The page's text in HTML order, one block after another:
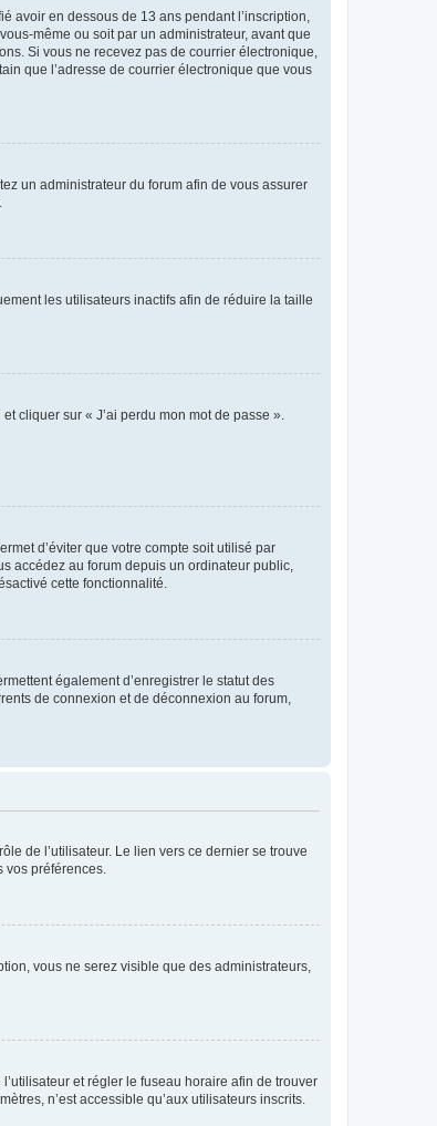
avoir en dessous de 13 ans pendant l’inscription,
même ou soit par un administrateur, avant que
Si vous ne recevez pas de courrier électronique,
que l’adresse de courrier électronique que vous
un administrateur du forum afin de vous assurer
les utilisateurs inactifs afin de réduire la taille
cliquer sur « J’ai perdu mon mot de passe ».
d’éviter que votre compte soit utilisé par
accédez au forum depuis un ordinateur public,
cette fonctionnalité.
également d’enregistrer le statut des
de connexion et de déconnexion au forum,
de l’utilisateur. Le lien vers ce dernier se trouve
préférences.
vous ne serez visible que des administrateurs,
et régler le fuseau horaire afin de trouver
n’est accessible qu’aux utilisateurs inscrits.